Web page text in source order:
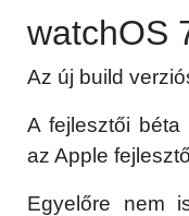
watchOS
Az új build
A fejlesztői béta
az Apple
Egyelőre nem